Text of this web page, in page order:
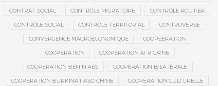
CONTRAT SOCIAL CONTRÔLE MIGRATOIRE CONTRÔLE ROUTIER
CONTRÔLE SOCIAL CONTRÔLE TERRITORIAL CONTROVERSE
CONVERGENCE MACROÉCONOMIQUE COOPEERATION
COOPÉRATION COOPÉRATION AFRICAINE
COOPÉRATION BÉNIN AES COOPÉRATION BILATÉRALE
COOPÉRATION BURKINA FASO-CHINE COOPÉRATION CULTURELLE